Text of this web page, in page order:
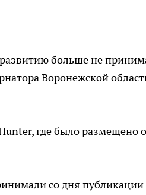
больше не
Воронежской
где было размещено
со дня